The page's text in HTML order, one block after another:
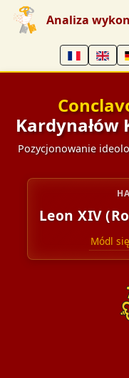
Analiza
Kardynałów
Pozycjonowanie
Leon XIV
Módl